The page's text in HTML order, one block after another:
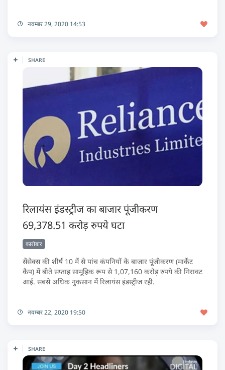
नवम्बर 29, 2020 14:53
SHARE
रिलायंस इंडस्ट्रीज का बाजार पूंजीकरण
69,378.51 करोड़ रुपये घटा
कारोबार
सेंसेक्स की शीर्ष 10 में से पांच कंपनियों के बाजार पूंजीकरण (मार्केट
कैप) में बीते सप्ताह सामूहिक रूप से 1,07,160 करोड़ रुपये की गिरावट
आई. सबसे अधिक नुकसान में रिलायंस इंडस्ट्रीज रही.
नवम्बर 22, 2020 19:50
SHARE